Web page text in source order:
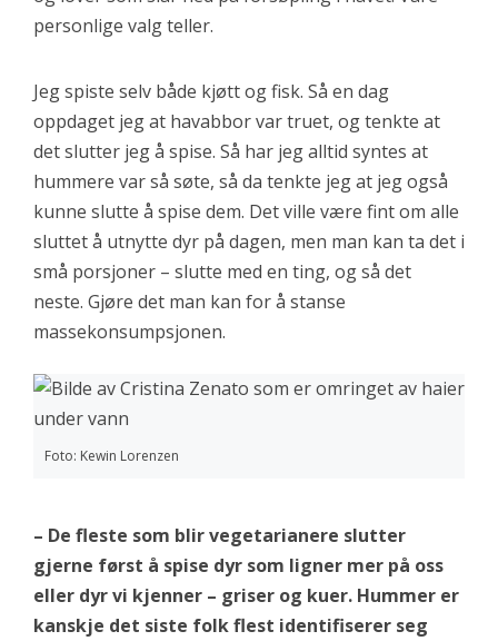
personlige valg teller.
Jeg spiste selv både kjøtt og fisk. Så en dag
oppdaget jeg at havabbor var truet, og tenkte at
det slutter jeg å spise. Så har jeg alltid syntes at
hummere var så søte, så da tenkte jeg at jeg også
kunne slutte å spise dem. Det ville være fint om alle
sluttet å utnytte dyr på dagen, men man kan ta det i
små porsjoner – slutte med en ting, og så det
neste. Gjøre det man kan for å stanse
massekonsumpsjonen.
Foto: Kewin Lorenzen
– De fleste som blir vegetarianere slutter
gjerne først å spise dyr som ligner mer på oss
eller dyr vi kjenner – griser og kuer. Hummer er
kanskje det siste folk flest identifiserer seg